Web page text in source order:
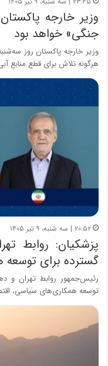
وزیر خارجه
جنگی» خواهد بود
وزیر خارجه ​پاکستان روز
هرگونه تلاش برای قطع منابع
۲۰:۵۲ | سه شنبه، ۹ تیر ۱۴۰۵
پزشکیان: روابط
گسترده برای توسعه
رئیس‌جمهور روابط تهران و
توسعه همکاری‌های سیاسی،